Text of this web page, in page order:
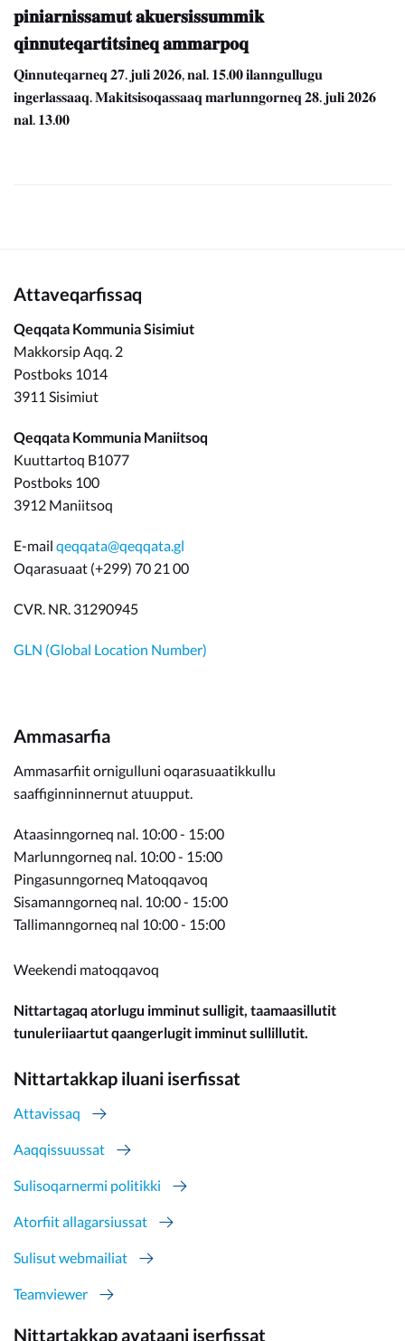
𝐩𝐢𝐧𝐢𝐚𝐫𝐧𝐢𝐬𝐬𝐚𝐦𝐮𝐭 𝐚𝐤𝐮𝐞𝐫𝐬𝐢𝐬𝐬𝐮𝐦𝐦𝐢𝐤
𝐪𝐢𝐧𝐧𝐮𝐭𝐞𝐪𝐚𝐫𝐭𝐢𝐭𝐬𝐢𝐧𝐞𝐪 𝐚𝐦𝐦𝐚𝐫𝐩𝐨𝐪
𝐐𝐢𝐧𝐧𝐮𝐭𝐞𝐪𝐚𝐫𝐧𝐞𝐪 𝟐𝟕. 𝐣𝐮𝐥𝐢 𝟐𝟎𝟐𝟔, 𝐧𝐚𝐥. 𝟏𝟓.𝟎𝟎 𝐢𝐥𝐚𝐧𝐧𝐠𝐮𝐥𝐥𝐮𝐠𝐮
𝐢𝐧𝐠𝐞𝐫𝐥𝐚𝐬𝐬𝐚𝐚𝐪. 𝐌𝐚𝐤𝐢𝐭𝐬𝐢𝐬𝐨𝐪𝐚𝐬𝐬𝐚𝐚𝐪 𝐦𝐚𝐫𝐥𝐮𝐧𝐧𝐠𝐨𝐫𝐧𝐞𝐪 𝟐𝟖. 𝐣𝐮𝐥𝐢 𝟐𝟎𝟐𝟔
𝐧𝐚𝐥. 𝟏𝟑.𝟎𝟎
Attaveqarfissaq
Qeqqata Kommunia Sisimiut
Makkorsip Aqq. 2
Postboks 1014
3911 Sisimiut
Qeqqata Kommunia Maniitsoq
Kuuttartoq B1077
Postboks 100
3912 Maniitsoq
E-mail qeqqata@qeqqata.gl
Oqarasuaat (+299) 70 21 00
CVR. NR. 31290945
GLN (Global Location Number)
Ammasarfia
Ammasarfiit ornigulluni oqarasuaatikkullu
saaffiginninnernut atuupput.
Ataasinngorneq nal. 10:00 - 15:00
Marlunngorneq nal. 10:00 - 15:00
Pingasunngorneq Matoqqavoq
Sisamanngorneq nal. 10:00 - 15:00
Tallimanngorneq nal 10:00 - 15:00
Weekendi matoqqavoq
Nittartagaq atorlugu imminut sulligit, taamaasillutit
tunuleriiaartut qaangerlugit imminut sullillutit.
Nittartakkap iluani iserfissat
Attavissaq
Aaqqissuussat
Sulisoqarnermi politikki
Atorfiit allagarsiussat
Sulisut webmailiat
Teamviewer
Nittartakkap avataani iserfissat